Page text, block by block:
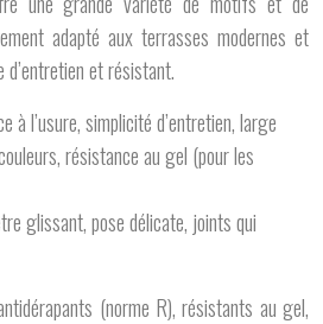
adapté aux terrasses modernes et
et résistant.
à l’usure, simplicité d’entretien, large
résistance au gel (pour les
glissant, pose délicate, joints qui
(norme R), résistants au gel,